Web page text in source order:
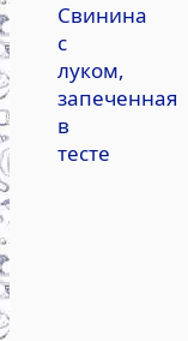
Свинина
с
луком,
запеченная
в
тесте